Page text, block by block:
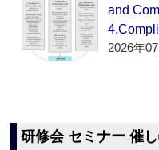
and
2026年
研修会 セミナー 催